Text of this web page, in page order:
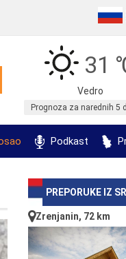
31
Vedro
Prognoza za narednih 5
Podkast
PREPORUKE IZ
Zrenjanin, 72 km